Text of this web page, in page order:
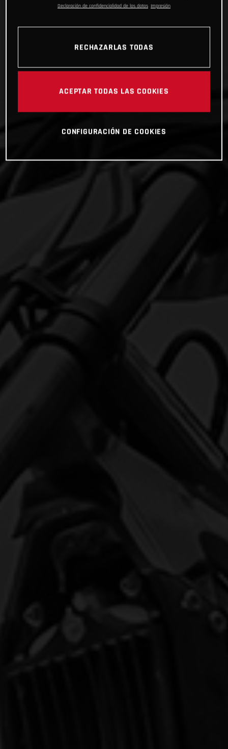
Declaración de confidencialidad de los datos Impresión
RECHAZARLAS TODAS
ACEPTAR TODAS LAS COOKIES
CONFIGURACIÓN DE COOKIES